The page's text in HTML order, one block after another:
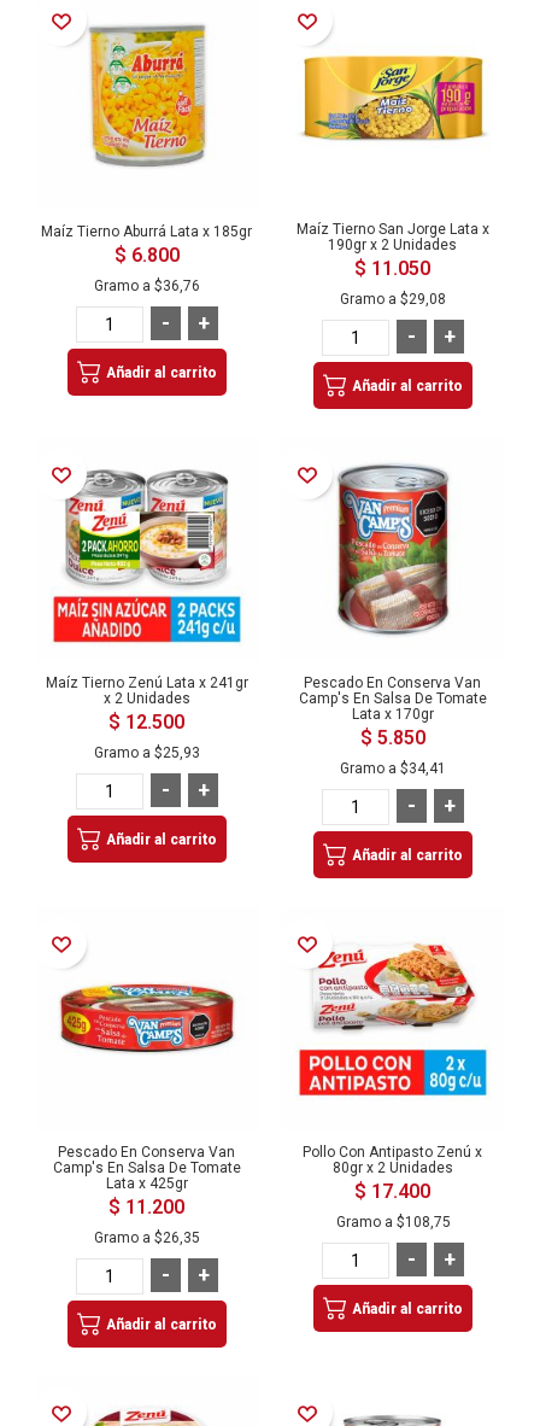
Añadir a la Lista de Deseos
Maíz Tierno Aburrá Lata x 185gr
$ 6.800
Gramo a $36,76
+
-
Añadir al carrito
Añadir a la Lista de Deseos
Maíz Tierno San Jorge Lata x
190gr x 2 Unidades
$ 11.050
Gramo a $29,08
+
-
Añadir al carrito
Añadir a la Lista de Deseos
Maíz Tierno Zenú Lata x 241gr
x 2 Unidades
$ 12.500
Gramo a $25,93
+
-
Añadir al carrito
Añadir a la Lista de Deseos
Pescado En Conserva Van
Camp's En Salsa De Tomate
Lata x 170gr
$ 5.850
Gramo a $34,41
+
-
Añadir al carrito
Añadir a la Lista de Deseos
Pescado En Conserva Van
Camp's En Salsa De Tomate
Lata x 425gr
$ 11.200
Gramo a $26,35
+
-
Añadir al carrito
Añadir a la Lista de Deseos
Pollo Con Antipasto Zenú x
80gr x 2 Unidades
$ 17.400
Gramo a $108,75
+
-
Añadir al carrito
Añadir a la Lista de Deseos Añadir a la Lista de Deseos